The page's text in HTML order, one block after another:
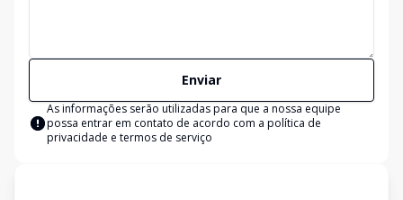
Enviar
As informações serão utilizadas para que a nossa equipe
possa entrar em contato de acordo com a política de
privacidade e termos de serviço